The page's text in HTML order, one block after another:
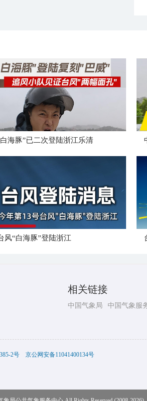
海豚”已二次登陆浙江乐清
风“白海豚”登陆浙江
相关链接
中国气象局 中国气象服
2号 京公网安备11041400134号